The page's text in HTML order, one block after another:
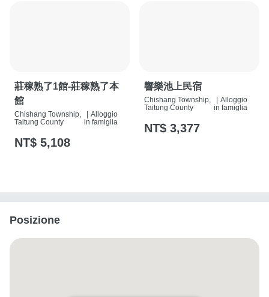
莊稼熟了1館-莊稼熟了本
館
Chishang Township,
Taitung County
Alloggio
in famiglia
NT$ 5,108
響樂池上民宿
Chishang Township,
Taitung County
Alloggio
in famiglia
NT$ 3,377
Posizione